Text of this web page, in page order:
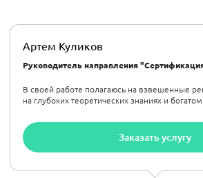
Артем Куликов
Руководитель направления
В своей работе полагаюсь на взвешенные
на глубоких теоретических знаниях и
Заказать услугу